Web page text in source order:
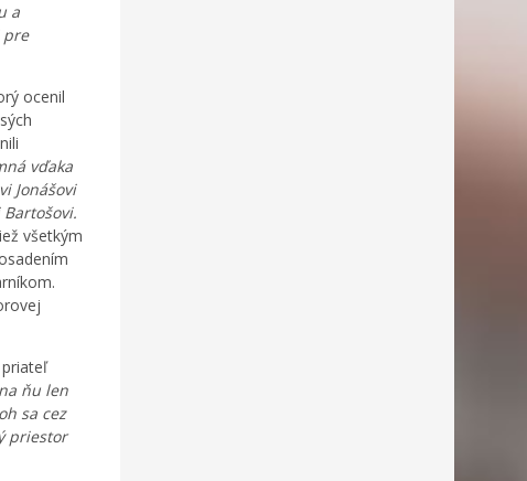
a
pre
ocenil
vďaka
Jonášovi
všetkým
ňu len
sa cez
priestor